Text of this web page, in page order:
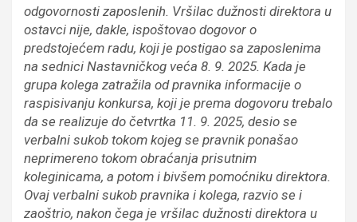
odgovornosti zaposlenih. Vršilac dužnosti direktora u
ostavci nije, dakle, ispoštovao dogovor o
predstojećem radu, koji je postigao sa zaposlenima
na sednici Nastavničkog veća 8. 9. 2025. Kada je
grupa kolega zatražila od pravnika informacije o
raspisivanju konkursa, koji je prema dogovoru trebalo
da se realizuje do četvrtka 11. 9. 2025, desio se
verbalni sukob tokom kojeg se pravnik ponašao
neprimereno tokom obraćanja prisutnim
koleginicama, a potom i bivšem pomoćniku direktora.
Ovaj verbalni sukob pravnika i kolega, razvio se i
zaoštrio, nakon čega je vršilac dužnosti direktora u